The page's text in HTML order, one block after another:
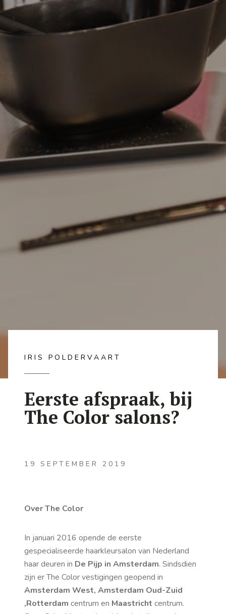
IRIS POLDERVAART
Eerste afspraak, bij
The Color salons?
19 SEPTEMBER 2019
Over The Color
In januari 2016 opende de eerste
gespecialiseerde haarkleursalon van Nederland
haar deuren in De Pijp in Amsterdam. Sindsdien
zijn er The Color vestigingen geopend in
Amsterdam West, Amsterdam Oud-Zuid
,Rotterdam centrum en Maastricht centrum.